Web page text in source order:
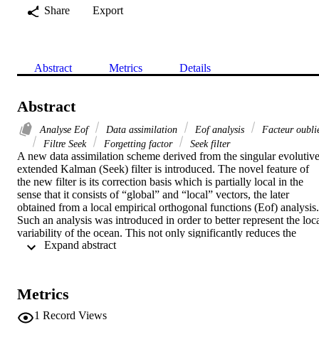
Share
Export
Abstract Metrics Details
Abstract
Analyse Eof Data assimilation Eof analysis
Facteur
Filtre Seek
Forgetting factor Seek filter
A new data assimilation scheme derived from the singular evolutive
extended Kalman (Seek) filter is introduced. The novel feature of
the new filter is its correction basis which is partially local in the
sense that it consists of “global” and “local” vectors, the later
obtained from a local empirical orthogonal functions (Eof) analysis.
Such an analysis was introduced in order to better represent the
variability of the ocean. This not only significantly reduces the
implementation cost but may also improve the representativeness of
compared against those of the Seek filter. The new filter is shown
perform better while it is up to six times faster. Adaptive tuning of
the forgetting factor was also used, which enhances performance
Metrics
1 Record Views